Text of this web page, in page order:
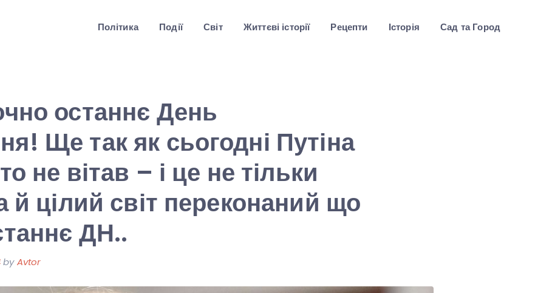
Політика Події Світ Життєві історії Рецепти Історія Сад та Город
останнє День
Ще так як сьогодні Путіна
не вітав – і це не тільки
й цілий світ переконаний що
ДН..
byAvtor